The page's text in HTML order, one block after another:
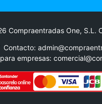
Compraentradas One,
Contacto:
empresas: